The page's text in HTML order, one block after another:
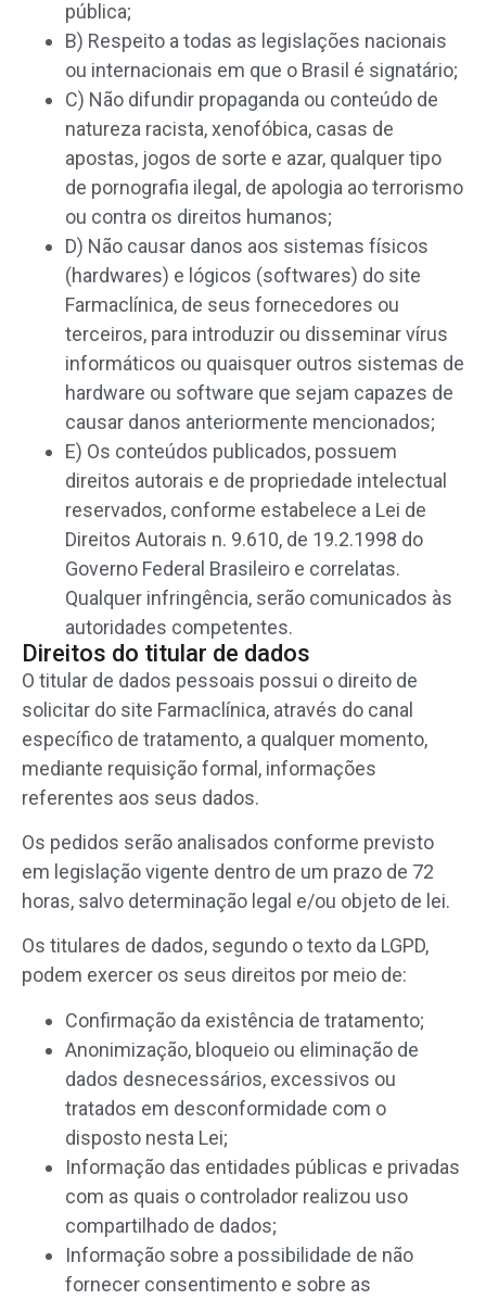
pública;
B) Respeito a todas as legislações nacionais
ou internacionais em que o Brasil é signatário;
C) Não difundir propaganda ou conteúdo de
natureza racista, xenofóbica, casas de
apostas, jogos de sorte e azar, qualquer tipo
de pornografia ilegal, de apologia ao terrorismo
ou contra os direitos humanos;
D) Não causar danos aos sistemas físicos
(hardwares) e lógicos (softwares) do site
Farmaclínica, de seus fornecedores ou
terceiros, para introduzir ou disseminar vírus
informáticos ou quaisquer outros sistemas de
hardware ou software que sejam capazes de
causar danos anteriormente mencionados;
E) Os conteúdos publicados, possuem
direitos autorais e de propriedade intelectual
reservados, conforme estabelece a Lei de
Direitos Autorais n. 9.610, de 19.2.1998 do
Governo Federal Brasileiro e correlatas.
Qualquer infringência, serão comunicados às
autoridades competentes.
Direitos do titular de dados
O titular de dados pessoais possui o direito de
solicitar do site Farmaclínica, através do canal
específico de tratamento, a qualquer momento,
mediante requisição formal, informações
referentes aos seus dados.
Os pedidos serão analisados conforme previsto
em legislação vigente dentro de um prazo de 72
horas, salvo determinação legal e/ou objeto de lei.
Os titulares de dados, segundo o texto da LGPD,
podem exercer os seus direitos por meio de:
Confirmação da existência de tratamento;
Anonimização, bloqueio ou eliminação de
dados desnecessários, excessivos ou
tratados em desconformidade com o
disposto nesta Lei;
Informação das entidades públicas e privadas
com as quais o controlador realizou uso
compartilhado de dados;
Informação sobre a possibilidade de não
fornecer consentimento e sobre as